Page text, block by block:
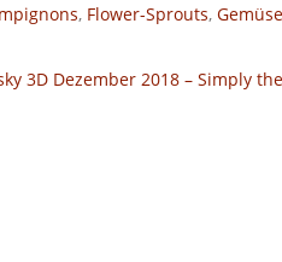
, Flower-Sprouts,
3D Dezember 2018 – Simply